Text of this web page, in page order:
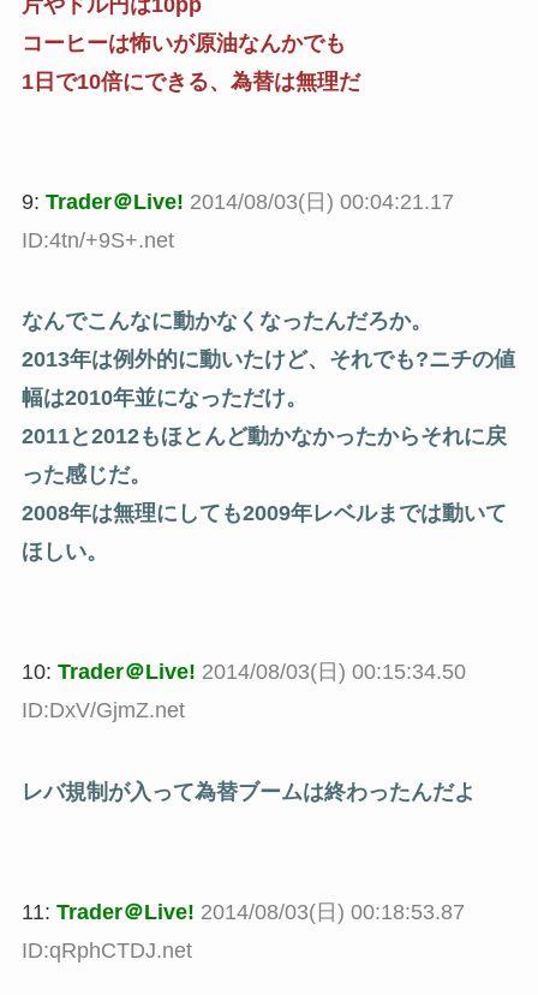
コーヒーは怖いが原油なんかでも
1日で10倍にできる、為替は無理だ
9: Trader＠Live! 2014/08/03(日) 00:04:21.17
ID:4tn/+9S+.net
なんでこんなに動かなくなったんだろか。
2013年は例外的に動いたけど、それでも?ニチの値
幅は2010年並になっただけ。
2011と2012もほとんど動かなかったからそれに戻
った感じだ。
2008年は無理にしても2009年レベルまでは動いて
ほしい。
10: Trader＠Live! 2014/08/03(日) 00:15:34.50
ID:DxV/GjmZ.net
レバ規制が入って為替ブームは終わったんだよ
11: Trader＠Live! 2014/08/03(日) 00:18:53.87
ID:qRphCTDJ.net